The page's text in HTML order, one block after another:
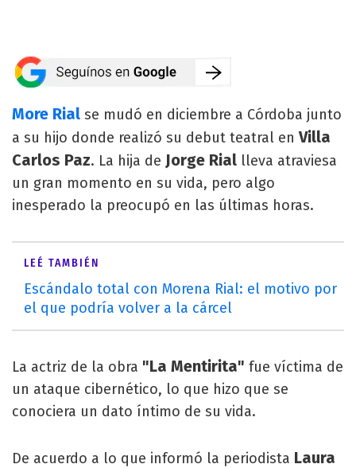
More Rial se mudó en diciembre a Córdoba junto
a su hijo donde realizó su debut teatral enVilla
Carlos Paz. La hija de Jorge Rial lleva atraviesa
un gran momento en su vida, pero algo
inesperado la preocupó en las últimas horas.
LEÉ TAMBIÉN
Escándalo total con Morena Rial: el motivo por
el que podría volver a la cárcel
La actriz de la obra "La Mentirita" fue víctima de
un ataque cibernético, lo que hizo que se
conociera un dato íntimo de su vida.
De acuerdo a lo que informó la periodista Laura